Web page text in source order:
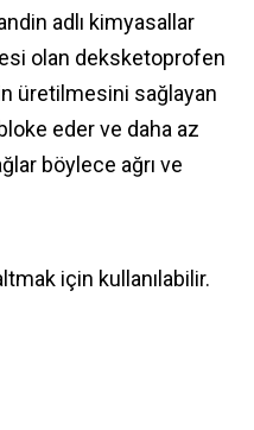
adlı kimyasallar
olan deksketoprofen
üretilmesini sağlayan
eder ve daha az
böylece ağrı ve
için kullanılabilir.